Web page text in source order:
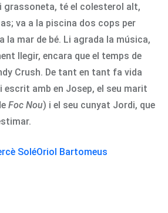
grassoneta, té el colesterol alt,
va a la piscina dos cops per
la mar de bé. Li agrada la música,
llegir, encara que el temps de
Crush. De tant en tant fa vida
amb en Josep, el seu marit
Foc Nou) i el seu cunyat Jordi, que
SoléOriol Bartomeus